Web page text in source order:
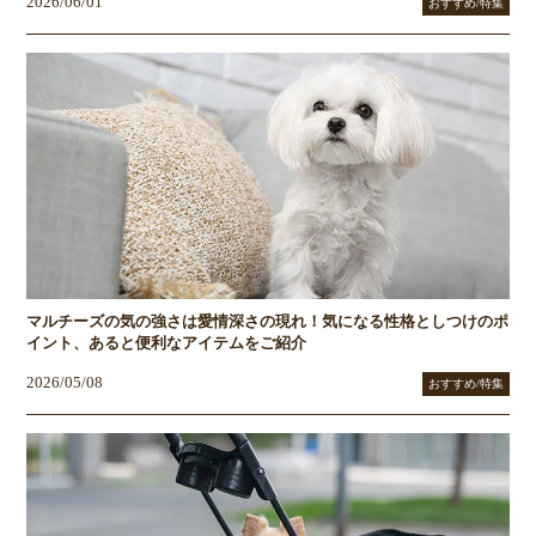
マルチーズの気の強さは愛情深さの現れ！気になる性格としつけのポ
イント、あると便利なアイテムをご紹介
2026/05/08 おすすめ/特集